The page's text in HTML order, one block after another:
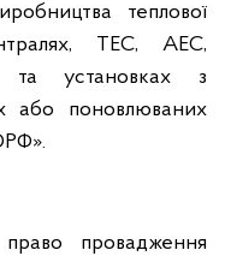
теплової
ТЕС, АЕС,
та установках з
або поновлюваних
провадження